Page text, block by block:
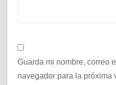
Guarda mi nombre, correo
navegador para la próxima